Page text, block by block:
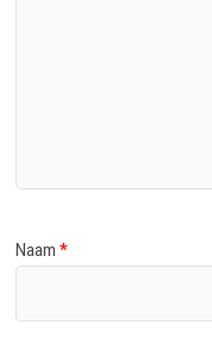
Naam*